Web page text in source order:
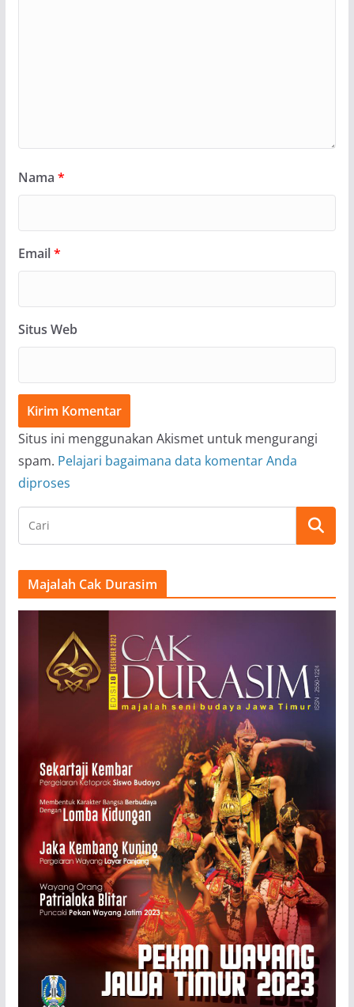
Nama *
Email*
Situs Web
Situs ini menggunakan Akismet untuk mengurangi
spam. Pelajari bagaimana data komentar Anda
diproses
Majalah Cak Durasim